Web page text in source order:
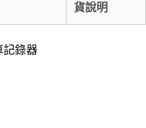
貨說明
記錄器